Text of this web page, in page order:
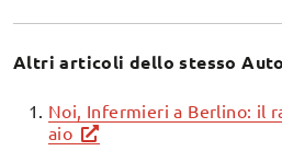
Altri articoli dello stesso
Noi, Infermieri a Berlino: il
aio